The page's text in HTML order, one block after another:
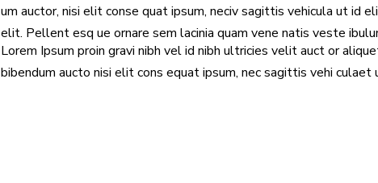
um auctor, nisi elit conse quat ipsum, neciv sagittis vehicula ut id
elit. Pellent esq ue ornare sem lacinia quam vene natis veste
Lorem Ipsum proin gravi nibh vel id nibh ultricies velit auct or
bibendum aucto nisi elit cons equat ipsum, nec sagittis vehi